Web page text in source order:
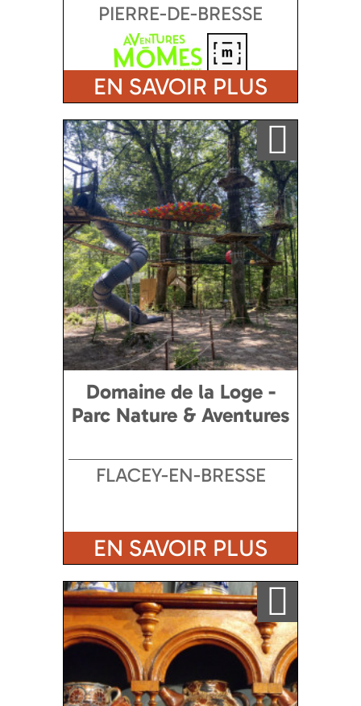
PIERRE-DE-BRESSE
Qualité Tourisme
EN SAVOIR PLUS
Ajouter a ma sélection
Domaine de la Loge -
Parc Nature & Aventures
FLACEY-EN-BRESSE
EN SAVOIR PLUS
Ajouter a ma sélection